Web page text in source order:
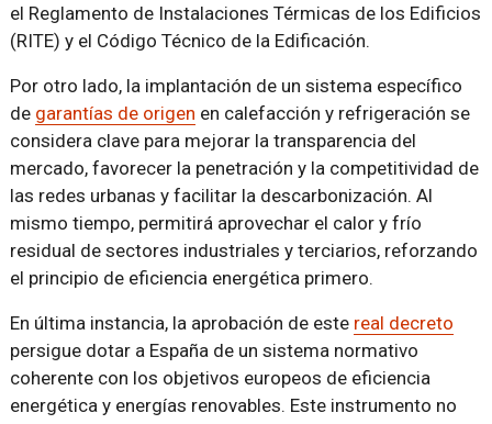
el Reglamento de Instalaciones Térmicas de los Edificios
(RITE) y el Código Técnico de la Edificación.
Por otro lado, la implantación de un sistema específico
de garantías de origen en calefacción y refrigeración se
considera clave para mejorar la transparencia del
mercado, favorecer la penetración y la competitividad de
las redes urbanas y facilitar la descarbonización. Al
mismo tiempo, permitirá aprovechar el calor y frío
residual de sectores industriales y terciarios, reforzando
el principio de eficiencia energética primero.
En última instancia, la aprobación de este real decreto
persigue dotar a España de un sistema normativo
coherente con los objetivos europeos de eficiencia
energética y energías renovables. Este instrumento no